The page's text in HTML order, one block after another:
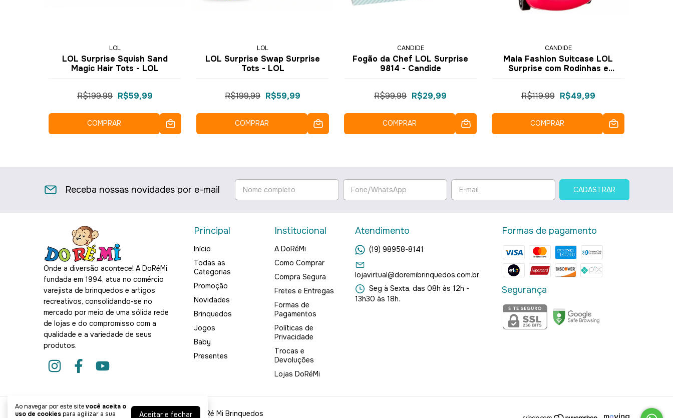
Ao navegar por este sitevocê aceita o
uso de cookiespara agilizar a sua
Aceitar e fechar
LOL
LOL Surprise Squish Sand
Magic Hair Tots - LOL
R$199,99 R$59,99
COMPRAR
LOL
LOL Surprise Swap Surprise
Tots - LOL
R$199,99 R$59,99
COMPRAR
CANDIDE
Fogão da Chef LOL Surprise
9814 - Candide
R$99,99 R$29,99
COMPRAR
CANDIDE
Mala Fashion Suitcase LOL
Surprise com Rodinhas e
R$119,99 R$49,99
COMPRAR
Receba nossas novidades por e-mail
Onde a diversão acontece! A DoRéMi,
fundada em 1994, atua no comércio
varejista de brinquedos e artigos
recreativos, consolidando-se no
mercado por meio de uma sólida rede
de lojas e do compromisso com a
qualidade e a variedade de seus
produtos.
Principal
Início
Todas as
Categorias
Promoção
Novidades
Brinquedos
Jogos
Baby
Presentes
Institucional
A DoRéMi
Como Comprar
Compra Segura
Fretes e Entregas
Formas de
Pagamentos
Políticas de
Privacidade
Trocas e
Devoluções
Lojas DoRéMi
Atendimento
(19) 98958-8141
lojavirtual@doremibrinquedos.com.br
Seg à Sexta, das 08h às 12h -
13h30 às 18h.
Formas de pagamento
Segurança
Kit Cozinha da LOL Completo - 5 Produtos- Do Ré Mi Brinquedos